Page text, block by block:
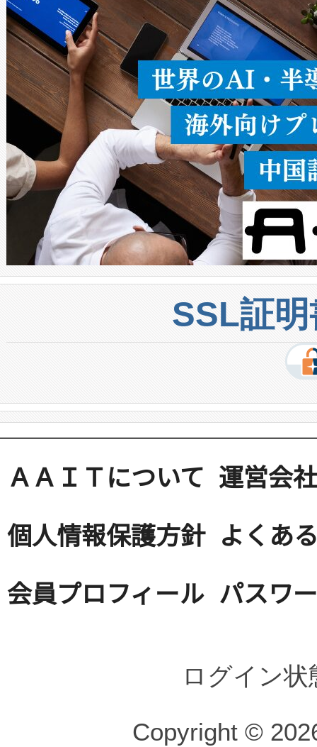
うにします。遠距離まで届く
密度なスキャ […]
SSL証
ＡＡＩＴについて 運営会社
個人情報保護方針 よくあ
会員プロフィール パスワ
ログイン
Copyright ©